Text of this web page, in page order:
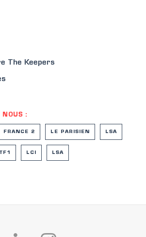
The Keepers
NOUS :
FRANCE 2 LE PARISIEN LSA
TF1 LCI LSA